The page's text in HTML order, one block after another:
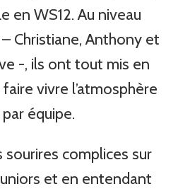
en WS12. Au niveau
Christiane, Anthony et
-, ils ont tout mis en
vivre l’atmosphère
équipe.
sourires complices sur
et en entendant